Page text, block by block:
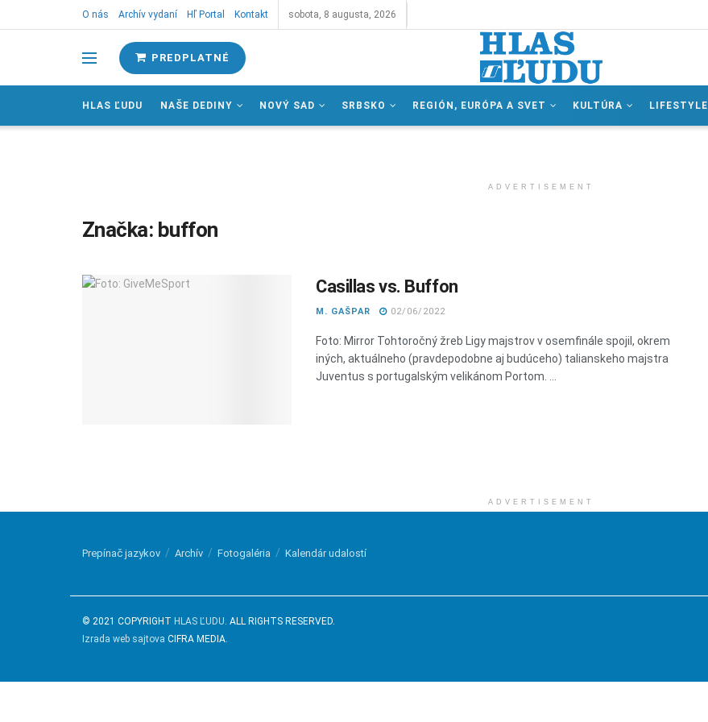
O nás Archív vydaní Hľ Portal Kontakt sobota, 8 augusta, 2026
PREDPLATNÉ
HLAS ĽUDU NAŠE DEDINY NOVÝ SAD SRBSKO REGIÓN, EURÓPA A SVET KULTÚRA LIFESTYLE
ADVERTISEMENT
Značka: buffon
Casillas vs. Buffon
M. GAŠPAR 02/06/2022
Foto: Mirror Tohtoročný žreb Ligy majstrov v osemfinále spojil, okrem
iných, aktuálneho (pravdepodobne aj budúceho) talianskeho majstra
Juventus s portugalským velikánom Portom. ...
ADVERTISEMENT
Prepínač jazykov Archív Fotogaléria Kalendár udalostí
© 2021 COPYRIGHT HLAS ĽUDU. ALL RIGHTS RESERVED.
Izrada web sajtova CIFRA MEDIA.